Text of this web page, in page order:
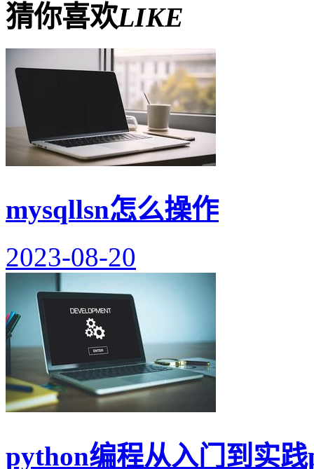
猜你喜欢LIKE
mysqllsn怎么操作
2023-08-20
python编程从入门到实